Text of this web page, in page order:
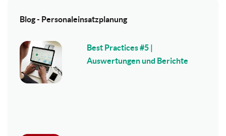
Blog - Personaleinsatzplanung
Best Practices #5 |
Auswertungen und Berichte